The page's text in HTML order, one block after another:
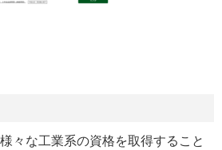
々な工業系の資格を取得すること